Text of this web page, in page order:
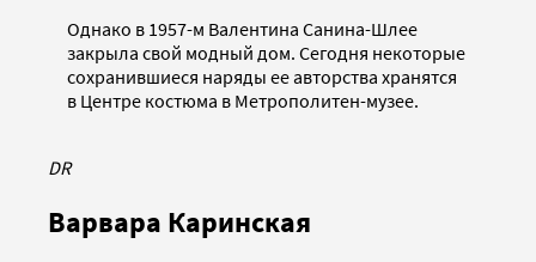
Однако в 1957-м Валентина Санина-Шлее
закрыла свой модный дом. Сегодня некоторые
сохранившиеся наряды ее авторства хранятся
в Центре костюма в Метрополитен-музее.
DR
Варвара Каринская